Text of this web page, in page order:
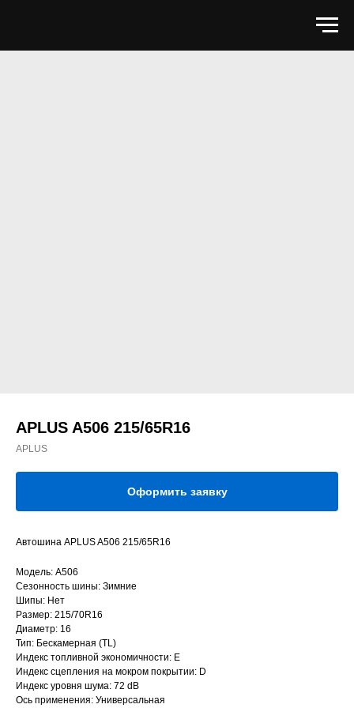
APLUS A506 215/65R16
APLUS
Оформить заявку
Автошина APLUS A506 215/65R16
Модель: A506
Сезонность шины: Зимние
Шипы: Нет
Размер: 215/70R16
Диаметр: 16
Тип: Бескамерная (TL)
Индекс топливной экономичности: E
Индекс сцепления на мокром покрытии: D
Индекс уровня шума: 72 dB
Ось применения: Универсальная